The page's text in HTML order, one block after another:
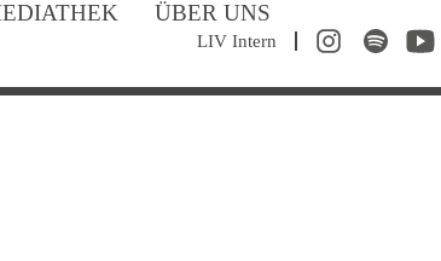
Navigation
LIV Intern
ÜBER UNS